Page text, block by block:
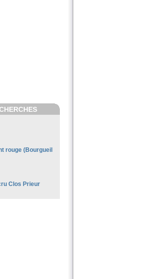
rouge (Bourgueil
Clos Prieur